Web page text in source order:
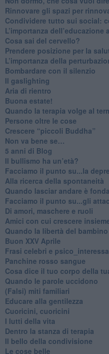
​Rinnovare gli spazi per
​Condividere tutto sui social:
​L’importanza dell’educazione
​Cosa sai del cervello?
Prendere posizione per la
L’importanza della
​Bombardare con il silenzio
Il gaslighting
Aria di rientro
Buona estate!
​Quando la terapia volge al
​Persone oltre le cose
​Crescere “piccoli Buddha”
Non va bene se…
​5 anni di Blog
​Il bullismo ha un’età?
Facciamo il punto su...la
​Alla ricerca della spontaneità
​Quando lasciar andare è
Facciamo il punto su...gli
Di amori, maschere e ruoli
​Amici con cui crescere
​Quando la libertà del
Buon XXV Aprile
​Frasi celebri e
​Panchine rosso sangue
​Cosa dice il tuo corpo della
​Quando le parole uccidono
​(Falsi) miti familiari
​Educare alla gentilezza
​Cuoricini, cuoricini
I lutti della vita
​Dentro la stanza di terapia
​Il bello della condivisione
Le cose belle